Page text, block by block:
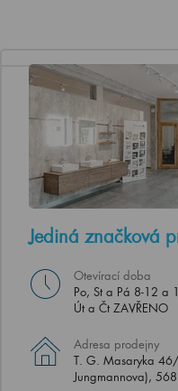
Jediná značková
Otevírací doba
Po, St a Pá 8-12 a
Út a Čt ZAVŘENO
Adresa prodejny
T. G. Masaryka
Jungmannova),